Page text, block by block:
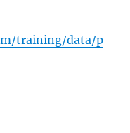
training/data/p